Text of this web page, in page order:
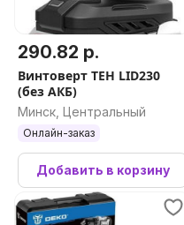
290.82 р.
Винтоверт TEH LID230
(без АКБ)
Минск, Центральный
Онлайн-заказ
Добавить в корзину